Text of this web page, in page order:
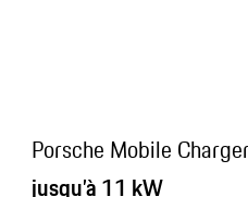
Porsche Mobile
jusqu’à 11 kW